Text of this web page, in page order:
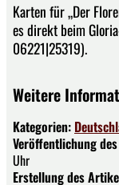
Karten für „Der
es direkt beim
06221|25319).
Weitere
Kategorien:
Veröffentlichung
Uhr
Erstellung des